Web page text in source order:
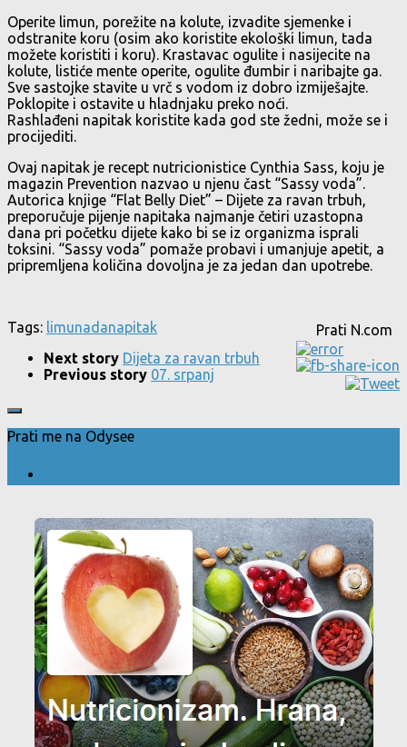
Operite limun, porežite na kolute, izvadite sjemenke i
odstranite koru (osim ako koristite ekološki limun, tada
možete koristiti i koru). Krastavac ogulite i nasijecite na
kolute, listiće mente operite, ogulite đumbir i naribajte ga.
Sve sastojke stavite u vrč s vodom iz dobro izmiješajte.
Poklopite i ostavite u hladnjaku preko noći.
Rashlađeni napitak koristite kada god ste žedni, može se i
procijediti.
Ovaj napitak je recept nutricionistice Cynthia Sass, koju je
magazin Prevention nazvao u njenu čast “Sassy voda”.
Autorica knjige “Flat Belly Diet” – Dijete za ravan trbuh,
preporučuje pijenje napitaka najmanje četiri uzastopna
dana pri početku dijete kako bi se iz organizma isprali
toksini. “Sassy voda” pomaže probavi i umanjuje apetit, a
pripremljena količina dovoljna je za jedan dan upotrebe.
Prati N.com
Tags: limunadanapitak
Next story Dijeta za ravan trbuh
Previous story 07. srpanj
Prati me na Odysee